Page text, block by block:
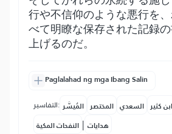
行や不信仰のような悪行を
べて明瞭な保存された記録の
上げるのだ。
Paglalahad ng mga Ibang Salin
التفاسير: المُيسَّر المختصر السعدي ابن كثير
النفحات المكية | هدايات